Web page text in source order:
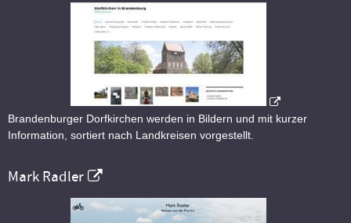
Brandenburger Dorfkirchen werden in Bildern und mit kurzer
Information, sortiert nach Landkreisen vorgestellt.
Mark Radler